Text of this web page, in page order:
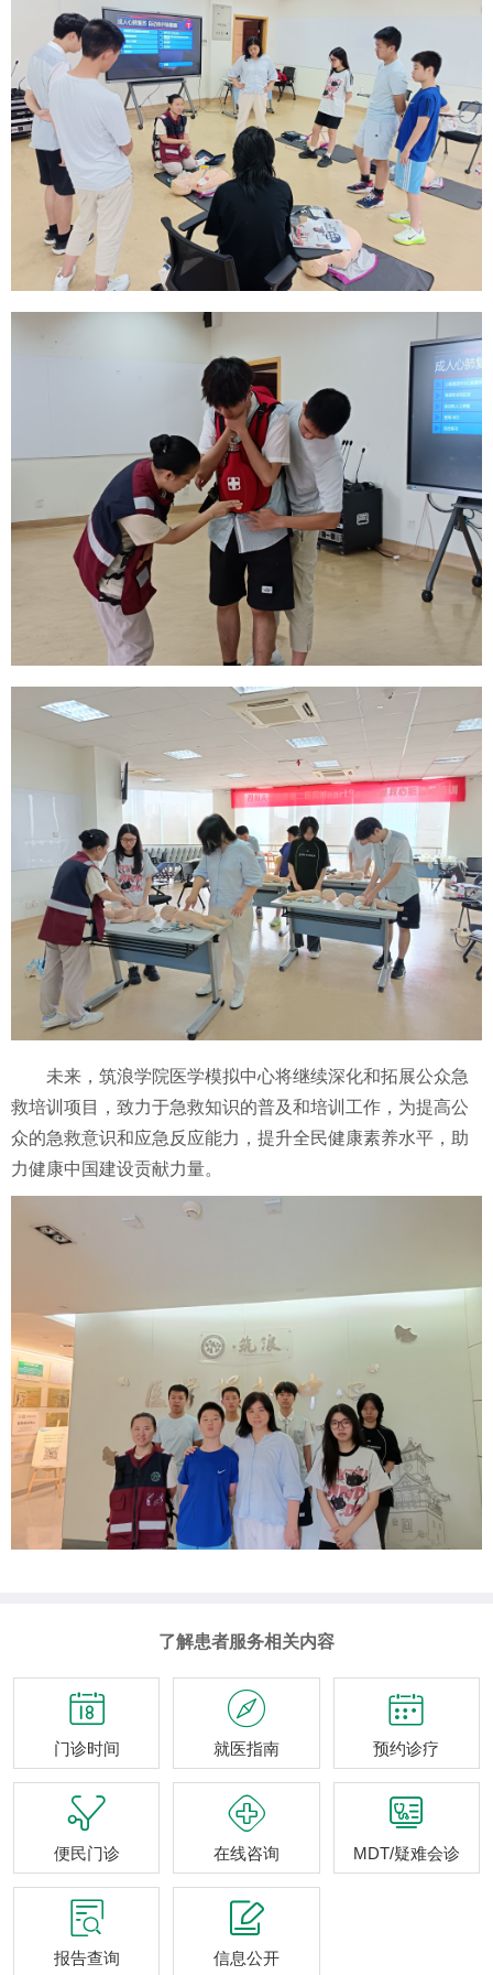
未来， 筑浪学院医学模拟中心将继续深化和拓展公众急
救培训项目，致力于急救知识的普及和培训工作，为提高公
众的急救意识和应急反应能力，提升全民健康素养水平，助
力健康中国建设贡献力量。
了解患者服务相关内容

门诊时间

就医指南

预约诊疗

便民门诊

在线咨询

MDT/疑难会诊

报告查询

信息公开